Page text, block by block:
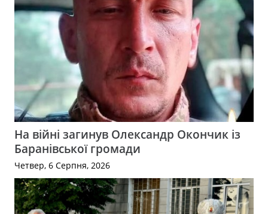
На війні загинув Олександр Окончик із
Баранівської громади
Четвер, 6 Серпня, 2026